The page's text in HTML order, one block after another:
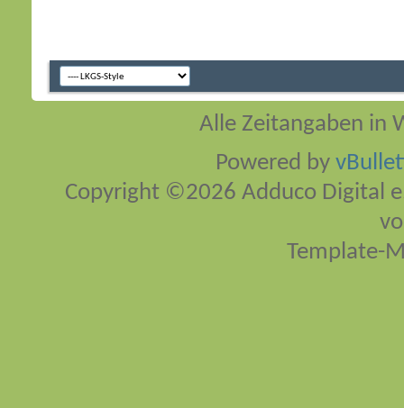
Alle Zeitangaben in
Powered by
Copyright ©2026 Adduco Digital
Template-